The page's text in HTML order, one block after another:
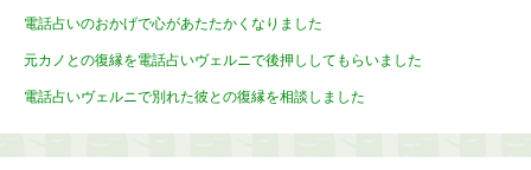
電話占いのおかげで心があたたかくなりました
元カノとの復縁を電話占いヴェルニで後押ししてもらいました
電話占いヴェルニで別れた彼との復縁を相談しました